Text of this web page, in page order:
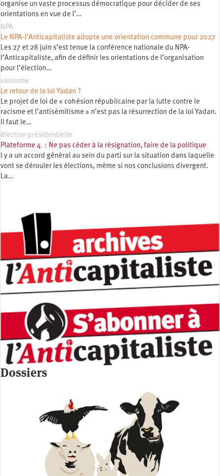
organise un vaste processus démocratique pour décider de ses
orientations en vue de l’…
NPA
Le NPA-l’Anticapitaliste adopte une orientation commune pour 2027
Les 27 et 28 juin s’est tenue la conférence nationale du NPA-
l’Anticapitaliste, afin de définir les orientations de l’organisation
pour l’élection…
sionisme
Le retour de la loi Yadan ?
Le projet de loi de « cohésion républicaine par la lutte contre le
racisme et l’antisémitisme » n’est pas la résurrection de la loi Yadan.
Il faut le…
élection présidentielle
Plateforme 4 : Ne pas céder à la résignation, faire de la politique
l y a un accord général au sein du parti sur la situation dans laquelle
vont se dérouler les élections, même si nos conclusions divergent.
La…
Dossiers